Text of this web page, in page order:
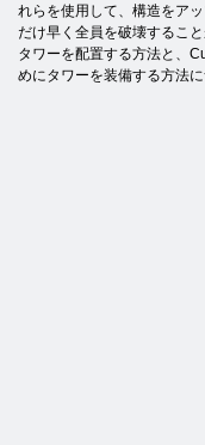
れらを使用して、構造をア
だけ早く全員を破壊するこ
タワーを配置する方法と、
めにタワーを装備する方法